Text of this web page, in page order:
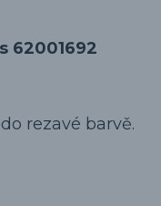
62001692
rezavé barvě.